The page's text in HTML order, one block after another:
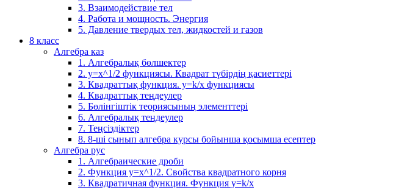
3. Взаимодействие тел
4. Работа и мощность. Энергия
5. Давление твердых тел, жидкостей и газов
8 класс
Алгебра каз
1. Алгебралық бөлшектер
2. у=х^1/2 функциясы. Квадрат түбірдің қасиеттері
3. Квадраттық функция. у=k/x функциясы
4. Квадраттық теңдеулер
5. Бөлінгіштік теориясының элементтері
6. Алгебралық теңдеулер
7. Теңсіздіктер
8. 8-ші сынып алгебра курсы бойынша қосымша есептер
Алгебра рус
1. Алгебраические дроби
2. Функция y=x^1/2. Свойства квадратного корня
3. Квадратичная функция. Функция у=k/x